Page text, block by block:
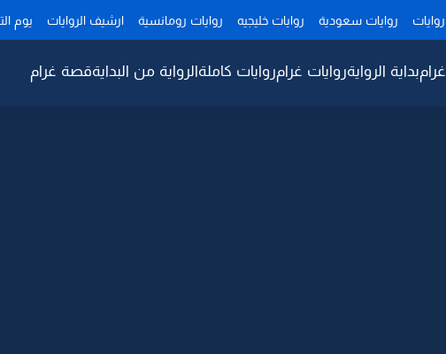
روايات روايات سعودية روايات خليجيه روايات رومانسية ارشيف الروايات يوم
غرامبداية الروايةروايات غرامروايات كاملةالرواية من البدايةقصة غرام